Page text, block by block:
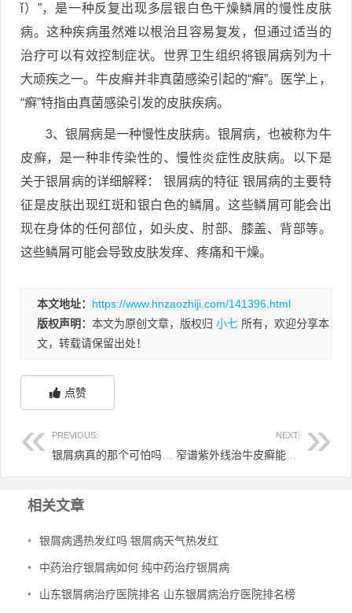
ǐ）”，是一种反复出现多层银白色干燥鳞屑的慢性皮肤
病。这种疾病虽然难以根治且容易复发，但通过适当的
治疗可以有效控制症状。世界卫生组织将银屑病列为十
大顽疾之一。牛皮癣并非真菌感染引起的“癣”。医学上，
“癣”特指由真菌感染引发的皮肤疾病。
3、银屑病是一种慢性皮肤病。银屑病，也被称为牛
皮癣，是一种非传染性的、慢性炎症性皮肤病。以下是
关于银屑病的详细解释： 银屑病的特征 银屑病的主要特
征是皮肤出现红斑和银白色的鳞屑。这些鳞屑可能会出
现在身体的任何部位，如头皮、肘部、膝盖、背部等。
这些鳞屑可能会导致皮肤发痒、疼痛和干燥。
本文地址： https://www.hnzaozhiji.com/141396.html
版权声明： 本文为原创文章，版权归 小七 所有，欢迎分享本
文，转载请保留出处！
点赞
PREVIOUS: NEXT:
窄谱紫外线治牛皮癣能洗澡嘛 窄谱紫外线治疗后可以洗澡吗
相关文章
• 银屑病遇热发红吗 银屑病天气热发红
• 中药治疗银屑病如何 纯中药治疗银屑病
• 山东银屑病治疗医院排名 山东银屑病治疗医院排名榜